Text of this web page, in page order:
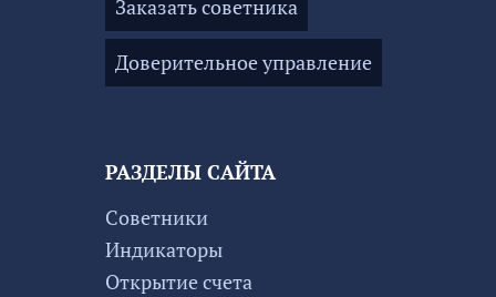
РАЗДЕЛЫ САЙТА
Советники
Индикаторы
Открытие счета
Заказать советника
Доверительное управление